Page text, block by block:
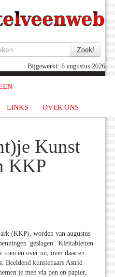
Bijgewerkt: 6 augustus 2026
LINKS OVER ONS
Kunst
KKP
(KKP), worden van augustus
'geslagen'. Kleitabletten
toen en over nu, over daar en
Beeldend kunstenaars Astrid
je mee via pen en papier,